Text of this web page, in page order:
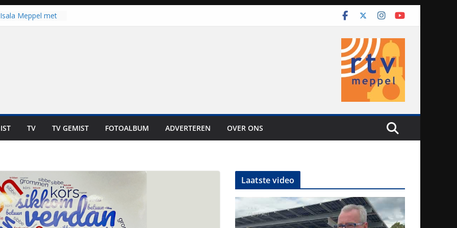
Meppel met
niet in geld uit te
TV TV GEMIST FOTOALBUM ADVERTEREN OVER ONS
Laatste video